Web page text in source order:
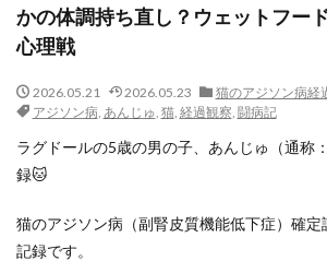
かの体調持ち直し？ウェットフー
心理戦
2026.05.21 2026.05.23
猫のアジソン病経
アジソン病, あんじゅ, 猫, 経過観察, 闘病記
ラグドールの5歳の男の子、あんじゅ（通称
録🐱
猫のアジソン病（副腎皮質機能低下症）確定
記録です。